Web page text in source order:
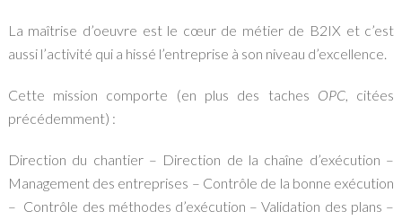
La maîtrise d’oeuvre est le cœur de métier de B2IX et c’est
aussi l’activité qui a hissé l’entreprise à son niveau d’excellence.
Cette mission comporte (en plus des taches OPC, citées
précédemment) :
Direction du chantier – Direction de la chaîne d’exécution –
Management des entreprises – Contrôle de la bonne exécution
– Contrôle des méthodes d’exécution – Validation des plans –